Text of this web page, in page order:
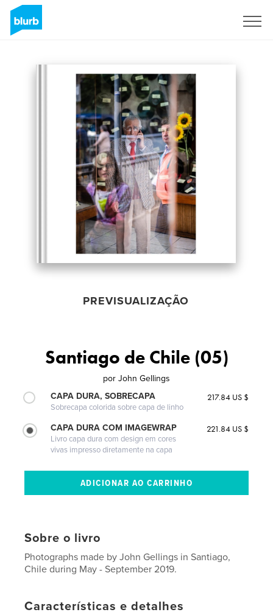
PREVISUALIZAÇÃO
Santiago de Chile (05)
por John Gellings
CAPA DURA, SOBRECAPA
Sobrecapa colorida sobre capa de linho
217.84 US $
CAPA DURA COM IMAGEWRAP
Livro capa dura com design em cores
vivas impresso diretamente na capa
221.84 US $
Sobre o livro
Photographs made by John Gellings in Santiago,
Chile during May - September 2019.
Características e detalhes